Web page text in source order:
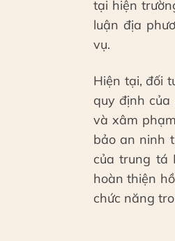
tại hiện
luận địa
vụ.
Hiện tại, đối
quy định
và xâm
bảo an ninh
của trung tá
hoàn thiện
chức năng